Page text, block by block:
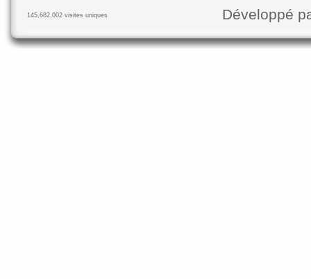
145,682,002 visites uniques Développé